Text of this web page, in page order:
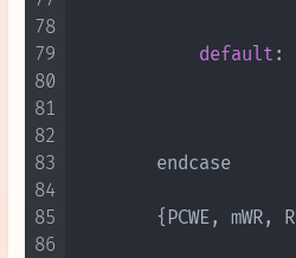
78
79
80
81
82
83
84
85
86
default :
        endcase
{PCWE, mWR,